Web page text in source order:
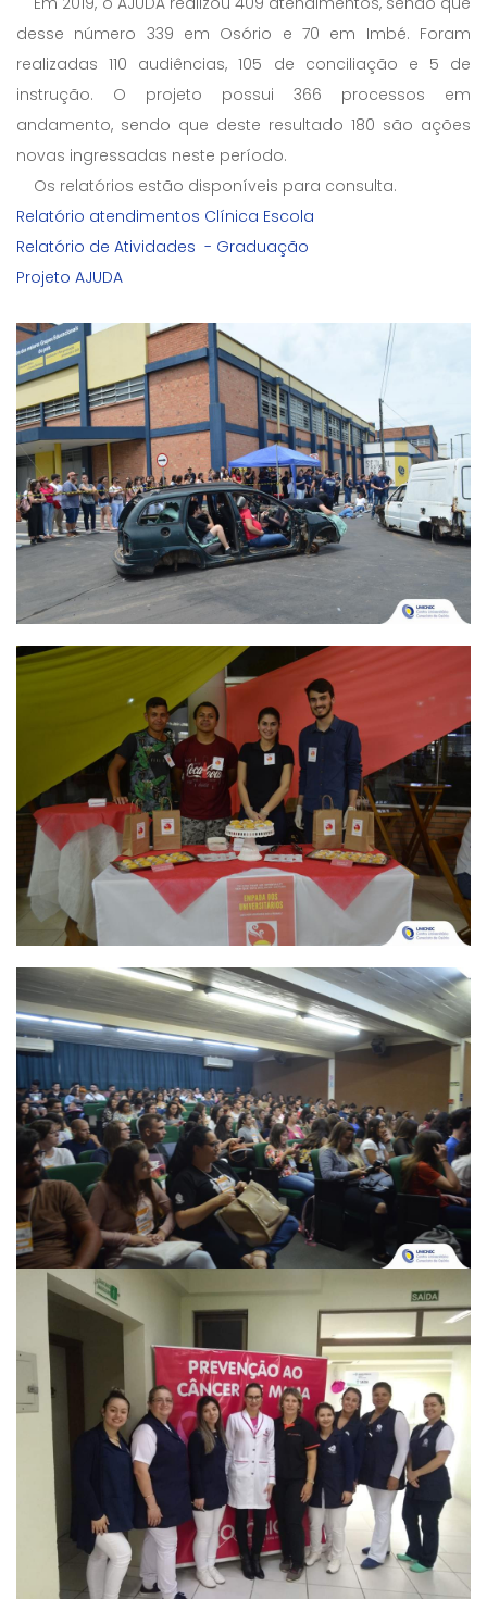
desse número 339 em Osório e 70 em Imbé. Foram
realizadas 110 audiências, 105 de conciliação e 5 de
instrução. O projeto possui 366 processos em
andamento, sendo que deste resultado 180 são ações
novas ingressadas neste período.
Os relatórios estão disponíveis para consulta.
Relatório atendimentos Clínica Escola
Relatório de Atividades - Graduação
Projeto AJUDA